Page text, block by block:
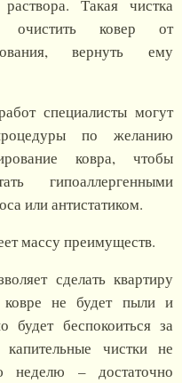
Такая чистка
очистить ковер от
вернуть ему
специалисты могут
по желанию
ковра, чтобы
гипоаллергенными
или антистатиком.
массу преимуществ.
сделать квартиру
не будет пыли и
будет беспокоиться за
чистки не
неделю – достаточно